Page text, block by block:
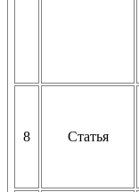
8 Статья